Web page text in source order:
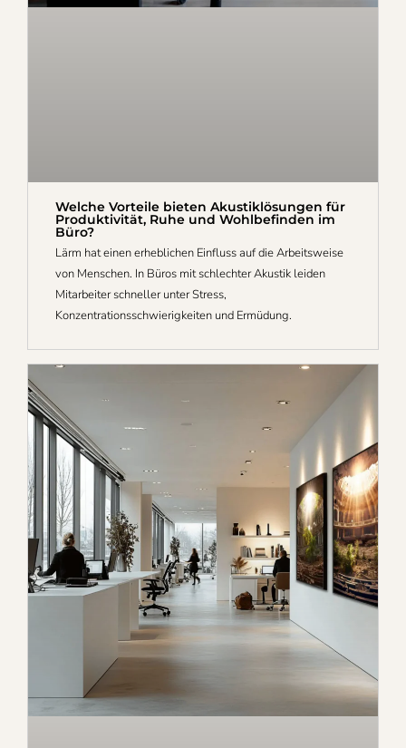
Welche Vorteile bieten Akustiklösungen für
Produktivität, Ruhe und Wohlbefinden im
Büro?
Lärm hat einen erheblichen Einfluss auf die Arbeitsweise
von Menschen. In Büros mit schlechter Akustik leiden
Mitarbeiter schneller unter Stress,
Konzentrationsschwierigkeiten und Ermüdung.